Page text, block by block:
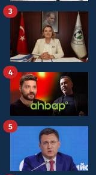
3
4
5